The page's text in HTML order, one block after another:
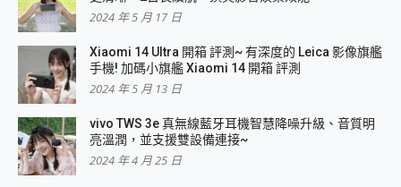
2024 年 5 月 17 日
Xiaomi 14 Ultra 開箱 評測~ 有深度的 Leica 影像旗艦
手機! 加碼小旗艦 Xiaomi 14 開箱 評測
2024 年 5 月 13 日
vivo TWS 3e 真無線藍牙耳機智慧降噪升級、音質明
亮溫潤，並支援雙設備連接~
2024 年 4 月 25 日